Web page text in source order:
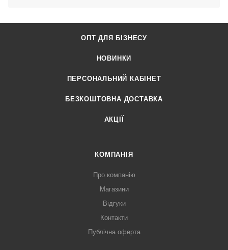
ОПТ ДЛЯ БІЗНЕСУ
НОВИНКИ
ПЕРСОНАЛЬНИЙ КАБІНЕТ
БЕЗКОШТОВНА ДОСТАВКА
АКЦІЇ
КОМПАНІЯ
Про компанію
Магазини
Відгуки
Контакти
Публічна оферта